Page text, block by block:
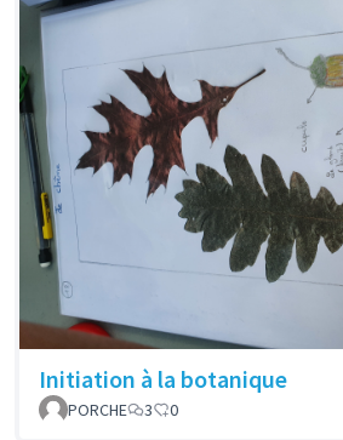
Initiation à la botanique
PORCHE
3 0